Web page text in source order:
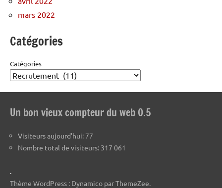
mars 2022
Catégories
Catégories
Un bon vieux compteur du web 0.5
Visiteurs aujourd’hui: 77
Nombre total de visiteurs: 317 061
.
Thème WordPress : Dynamico par ThemeZee.